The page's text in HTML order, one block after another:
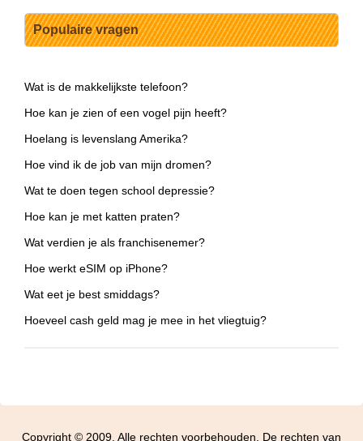
Populaire vragen
Wat is de makkelijkste telefoon?
Hoe kan je zien of een vogel pijn heeft?
Hoelang is levenslang Amerika?
Hoe vind ik de job van mijn dromen?
Wat te doen tegen school depressie?
Hoe kan je met katten praten?
Wat verdien je als franchisenemer?
Hoe werkt eSIM op iPhone?
Wat eet je best smiddags?
Hoeveel cash geld mag je mee in het vliegtuig?
Copyright © 2009. Alle rechten voorbehouden. De rechten van